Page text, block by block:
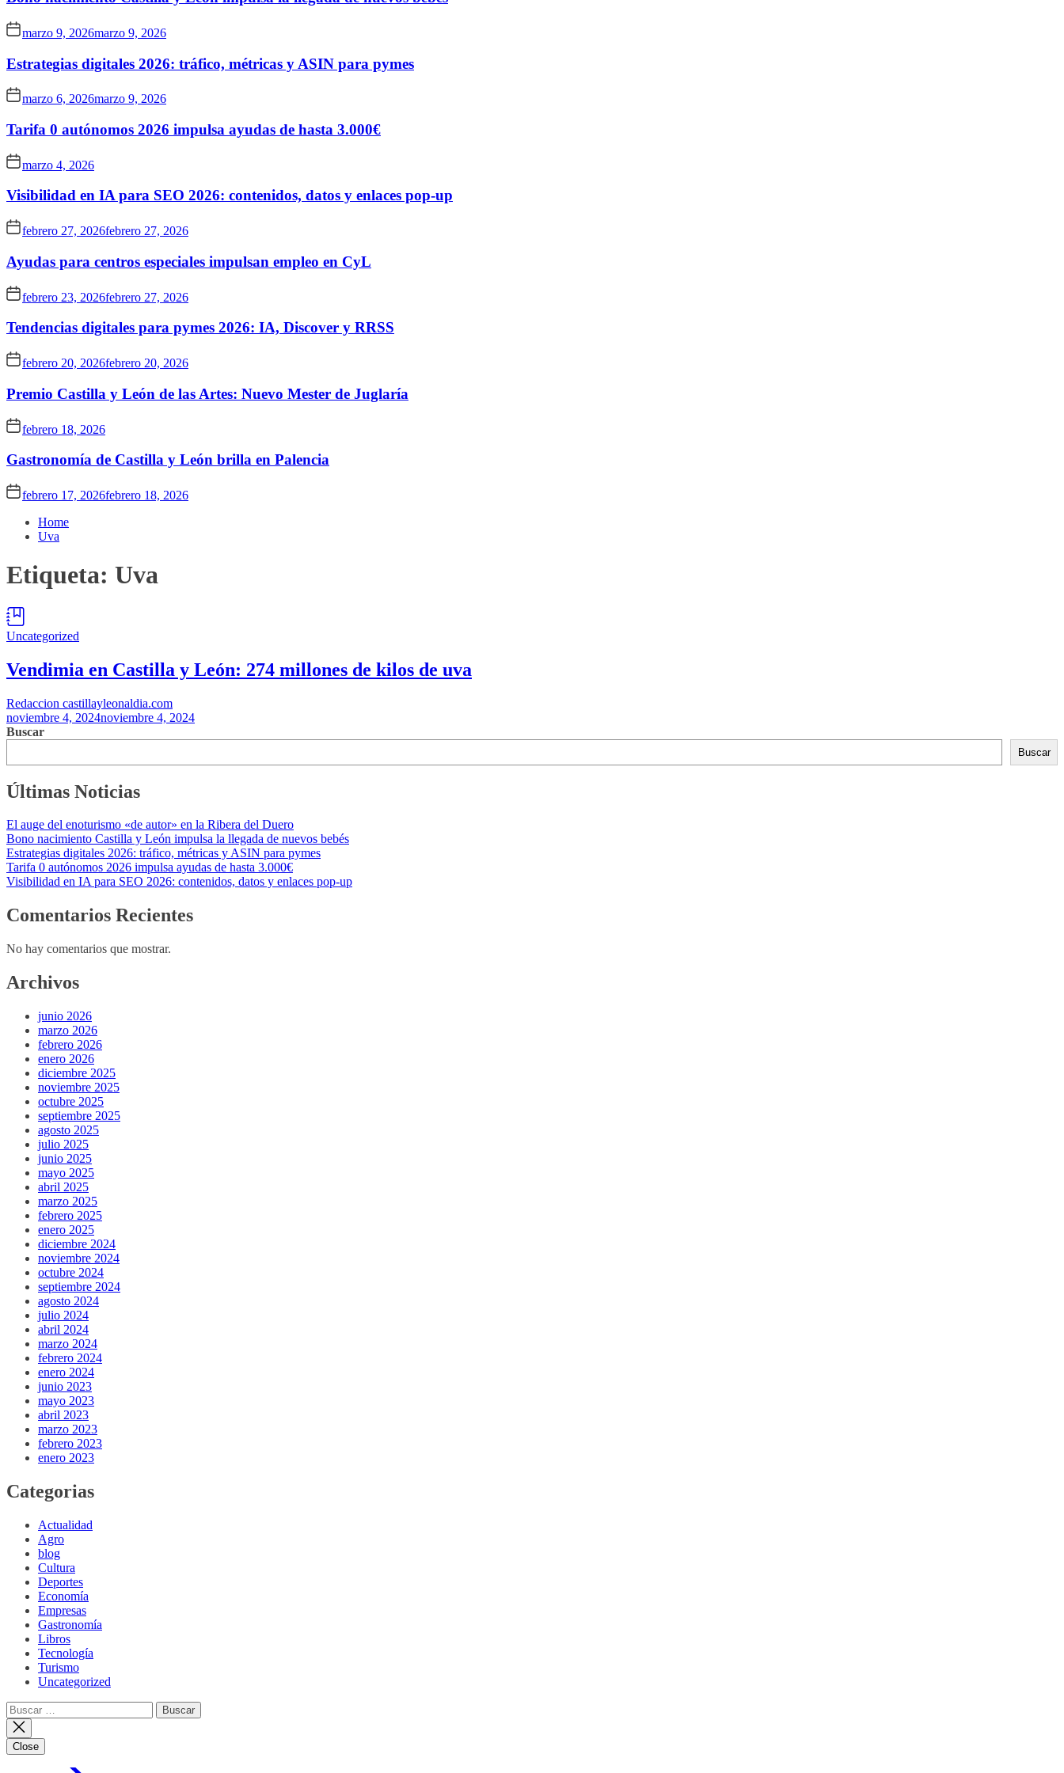
marzo 9, 2026marzo 9, 2026
Estrategias digitales 2026: tráfico, métricas y ASIN para pymes
marzo 6, 2026marzo 9, 2026
Tarifa 0 autónomos 2026 impulsa ayudas de hasta 3.000€
marzo 4, 2026
Visibilidad en IA para SEO 2026: contenidos, datos y enlaces pop-up
febrero 27, 2026febrero 27, 2026
Ayudas para centros especiales impulsan empleo en CyL
febrero 23, 2026febrero 27, 2026
Tendencias digitales para pymes 2026: IA, Discover y RRSS
febrero 20, 2026febrero 20, 2026
Premio Castilla y León de las Artes: Nuevo Mester de Juglaría
febrero 18, 2026
Gastronomía de Castilla y León brilla en Palencia
febrero 17, 2026febrero 18, 2026
Home
Uva
Etiqueta: Uva
Uncategorized
Vendimia en Castilla y León: 274 millones de kilos de uva
Redaccion castillayleonaldia.com
noviembre 4, 2024noviembre 4, 2024
Buscar
Buscar
Últimas Noticias
El auge del enoturismo «de autor» en la Ribera del Duero
Bono nacimiento Castilla y León impulsa la llegada de nuevos bebés
Estrategias digitales 2026: tráfico, métricas y ASIN para pymes
Tarifa 0 autónomos 2026 impulsa ayudas de hasta 3.000€
Visibilidad en IA para SEO 2026: contenidos, datos y enlaces pop-up
Comentarios Recientes
No hay comentarios que mostrar.
Archivos
junio 2026
marzo 2026
febrero 2026
enero 2026
diciembre 2025
noviembre 2025
octubre 2025
septiembre 2025
agosto 2025
julio 2025
junio 2025
mayo 2025
abril 2025
marzo 2025
febrero 2025
enero 2025
diciembre 2024
noviembre 2024
octubre 2024
septiembre 2024
agosto 2024
julio 2024
abril 2024
marzo 2024
febrero 2024
enero 2024
junio 2023
mayo 2023
abril 2023
marzo 2023
febrero 2023
enero 2023
Categorias
Actualidad
Agro
blog
Cultura
Deportes
Economía
Empresas
Gastronomía
Libros
Tecnología
Turismo
Uncategorized
Buscar:
Close